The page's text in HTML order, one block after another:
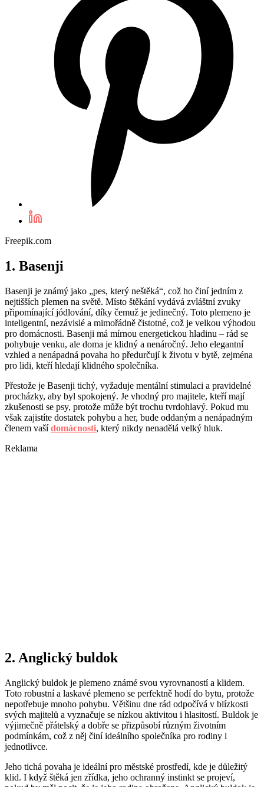
Freepik.com
1. Basenji
Basenji je známý jako „pes, který neštěká“, což ho činí jedním z
nejtišších plemen na světě. Místo štěkání vydává zvláštní zvuky
připomínající jódlování, díky čemuž je jedinečný. Toto plemeno je
inteligentní, nezávislé a mimořádně čistotné, což je velkou výhodou
pro domácnosti. Basenji má mírnou energetickou hladinu – rád se
pohybuje venku, ale doma je klidný a nenáročný. Jeho elegantní
vzhled a nenápadná povaha ho předurčují k životu v bytě, zejména
pro lidi, kteří hledají klidného společníka.
Přestože je Basenji tichý, vyžaduje mentální stimulaci a pravidelné
procházky, aby byl spokojený. Je vhodný pro majitele, kteří mají
zkušenosti se psy, protože může být trochu tvrdohlavý. Pokud mu
však zajistíte dostatek pohybu a her, bude oddaným a nenápadným
členem vašídomácnosti, který nikdy nenadělá velký hluk.
Reklama
2. Anglický buldok
Anglický buldok je plemeno známé svou vyrovnaností a klidem.
Toto robustní a laskavé plemeno se perfektně hodí do bytu, protože
nepotřebuje mnoho pohybu. Většinu dne rád odpočívá v blízkosti
svých majitelů a vyznačuje se nízkou aktivitou i hlasitostí. Buldok je
výjimečně přátelský a dobře se přizpůsobí různým životním
podmínkám, což z něj činí ideálního společníka pro rodiny i
jednotlivce.
Jeho tichá povaha je ideální pro městské prostředí, kde je důležitý
klid. I když štěká jen zřídka, jeho ochranný instinkt se projeví,